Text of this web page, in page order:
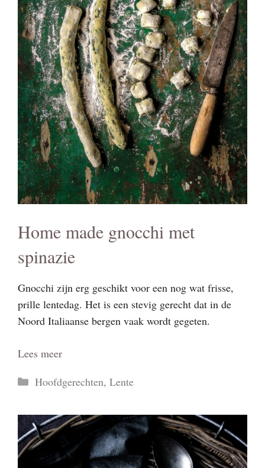
Home made gnocchi met
spinazie
Gnocchi zijn erg geschikt voor een nog wat frisse,
prille lentedag. Het is een stevig gerecht dat in de
Noord Italiaanse bergen vaak wordt gegeten.
Lees meer
Categorieën
Hoofdgerechten, Lente